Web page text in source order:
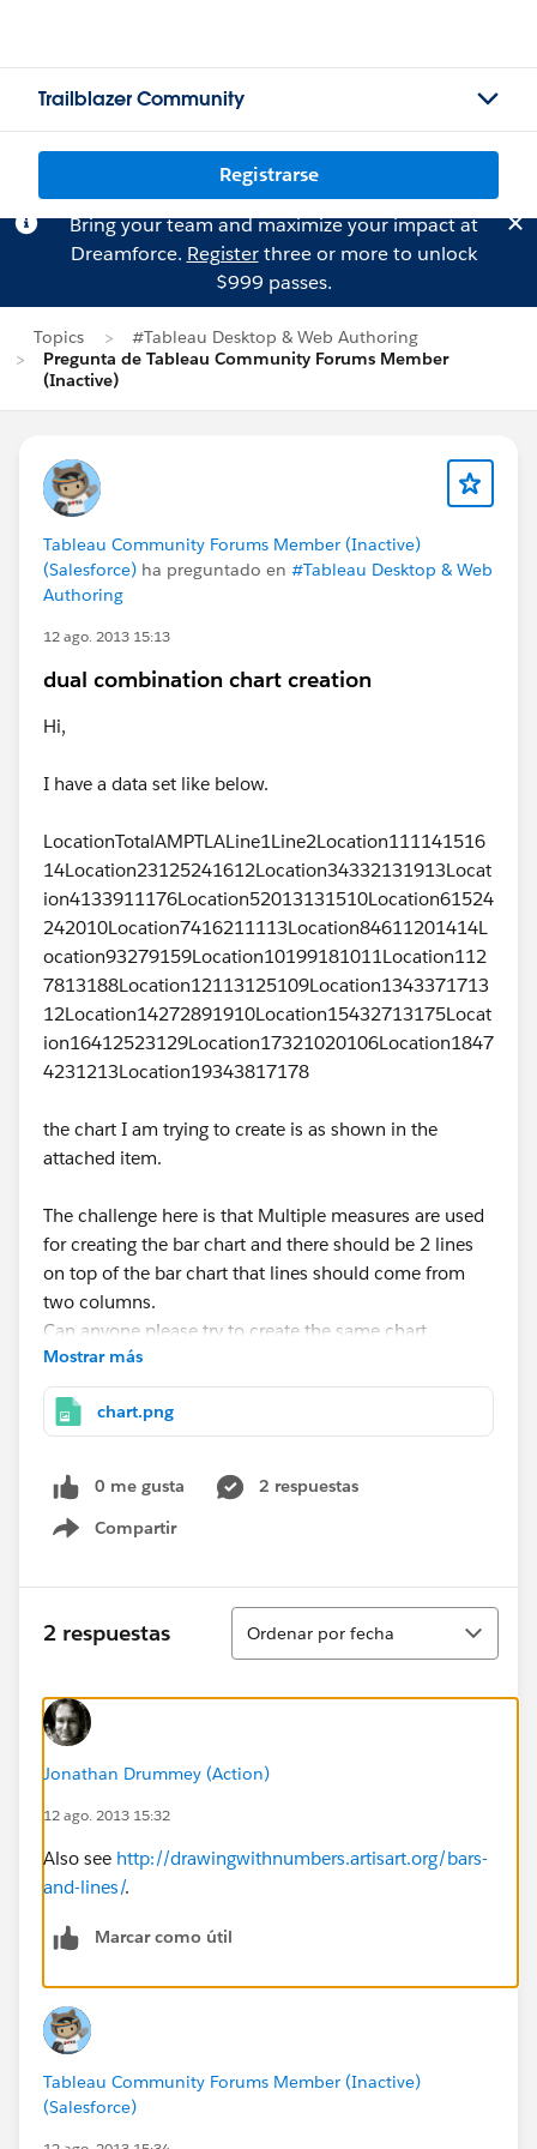
Trailblazer Community
Registrarse
Bring your team and maximize your impact at
Dreamforce. Registerthree or more to unlock
$999 passes.
Topics
#Tableau Desktop & Web Authoring
Pregunta de Tableau Community Forums Member
(Inactive)
Tableau Community Forums Member (Inactive)
(Salesforce) ha preguntado en #Tableau Desktop & Web
Authoring
12 ago. 2013 15:13
dual combination chart creation
Hi,
I have a data set like below.
LocationTotalAMPTLALine1Line2Location111141516
14Location23125241612Location34332131913Locat
ion4133911176Location52013131510Location61524
242010Location7416211113Location84611201414L
ocation93279159Location10199181011Location112
7813188Location12113125109Location1343371713
12Location14272891910Location15432713175Locat
ion16412523129Location17321020106Location1847
4231213Location19343817178
the chart I am trying to create is as shown in the
attached item.
The challenge here is that Multiple measures are used
for creating the bar chart and there should be 2 lines
on top of the bar chart that lines should come from
two columns.
Can anyone please try to create the same chart
without changing the structure of the data.
If this is not possible which can be the best alternate
Regards,
Philip George
Mostrar más
chart.png
0 me gusta
2 respuestas
Compartir
Show menu
2 respuestas
Ordenar
Ordenar por fecha
Jonathan Drummey (Action)
12 ago. 2013 15:32
Also see http://drawingwithnumbers.artisart.org/bars-
and-lines/.
Marcar como útil
Tableau Community Forums Member (Inactive)
(Salesforce)